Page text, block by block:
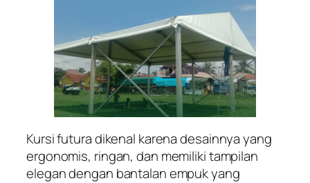
Kursi futura dikenal karena desainnya yang
ergonomis, ringan, dan memiliki tampilan
elegan dengan bantalan empuk yang